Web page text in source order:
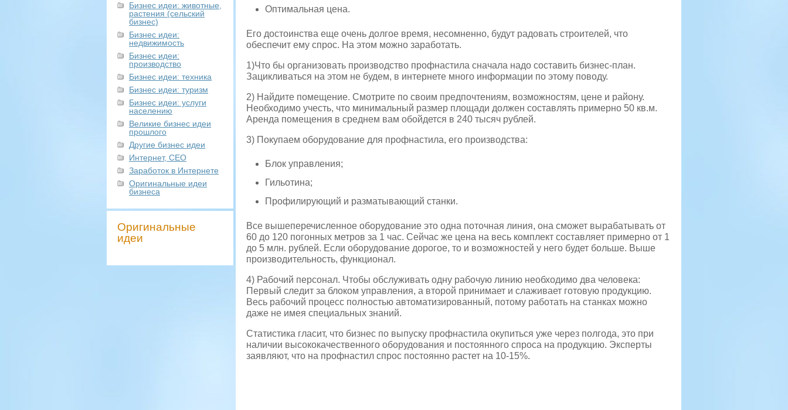
Бизнес идеи: животные,
растения (сельский
бизнес)
Бизнес идеи:
недвижимость
Бизнес идеи:
производство
Бизнес идеи: техника
Бизнес идеи: туризм
Бизнес идеи: услуги
населению
Великие бизнес идеи
прошлого
Другие бизнес идеи
Интернет, СЕО
Заработок в Интернете
Оригинальные идеи
бизнеса
Оригинальные
идеи
Оптимальная цена.
Его достоинства еще очень долгое время, несомненно, будут радовать строителей, что
обеспечит ему спрос. На этом можно заработать.
1)Что бы организовать производство профнастила сначала надо составить бизнес-план.
Зацикливаться на этом не будем, в интернете много информации по этому поводу.
2) Найдите помещение. Смотрите по своим предпочтениям, возможностям, цене и району.
Необходимо учесть, что минимальный размер площади должен составлять примерно 50 кв.м.
Аренда помещения в среднем вам обойдется в 240 тысяч рублей.
3) Покупаем оборудование для профнастила, его производства:
Блок управления;
Гильотина;
Профилирующий и разматывающий станки.
Все вышеперечисленное оборудование это одна поточная линия, она сможет вырабатывать от
60 до 120 погонных метров за 1 час. Сейчас же цена на весь комплект составляет примерно от 1
до 5 млн. рублей. Если оборудование дорогое, то и возможностей у него будет больше. Выше
производительность, функционал.
4) Рабочий персонал. Чтобы обслуживать одну рабочую линию необходимо два человека:
Первый следит за блоком управления, а второй принимает и слаживает готовую продукцию.
Весь рабочий процесс полностью автоматизированный, потому работать на станках можно
даже не имея специальных знаний.
Статистика гласит, что бизнес по выпуску профнастила окупиться уже через полгода, это при
наличии высококачественного оборудования и постоянного спроса на продукцию. Эксперты
заявляют, что на профнастил спрос постоянно растет на 10-15%.